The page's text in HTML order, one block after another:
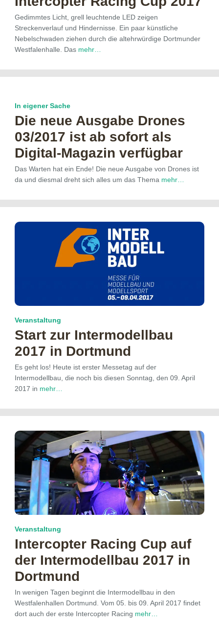
Gedimmtes Licht, grell leuchtende LED zeigen
Streckenverlauf und Hindernisse. Ein paar künstliche
Nebelschwaden ziehen durch die altehrwürdige Dortmunder
Westfalenhalle. Das mehr…
In eigener Sache
Die neue Ausgabe Drones
03/2017 ist ab sofort als
Digital-Magazin verfügbar
Das Warten hat ein Ende! Die neue Ausgabe von Drones ist
da und diesmal dreht sich alles um das Thema mehr…
Veranstaltung
Start zur Intermodellbau
2017 in Dortmund
Es geht los! Heute ist erster Messetag auf der
Intermodellbau, die noch bis diesen Sonntag, den 09. April
2017 in mehr…
Veranstaltung
Intercopter Racing Cup auf
der Intermodellbau 2017 in
Dortmund
In wenigen Tagen beginnt die Intermodellbau in den
Westfalenhallen Dortmund. Vom 05. bis 09. April 2017 findet
dort auch der erste Intercopter Racing mehr…